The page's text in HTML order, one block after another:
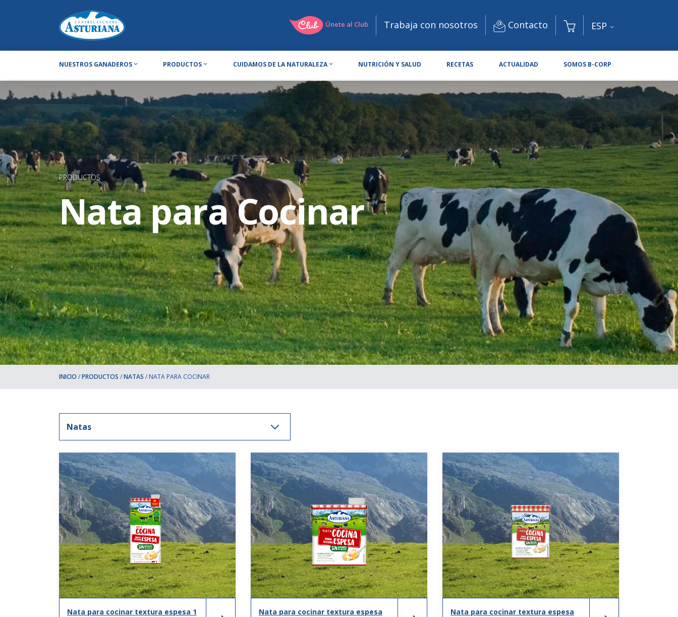
Únete al Club Trabaja con nosotros Contacto ESP
NUESTROS GANADEROS PRODUCTOS CUIDAMOS DE LA NATURALEZA NUTRICIÓN Y SALUD RECETAS ACTUALIDAD SOMOS B-CORP
PRODUCTOS
Nata para Cocinar
INICIO /PRODUCTOS /NATAS / NATA PARA COCINAR
Nata para cocinar textura espesa 1
Nata para cocinar textura espesa
Nata para cocinar textura espesa